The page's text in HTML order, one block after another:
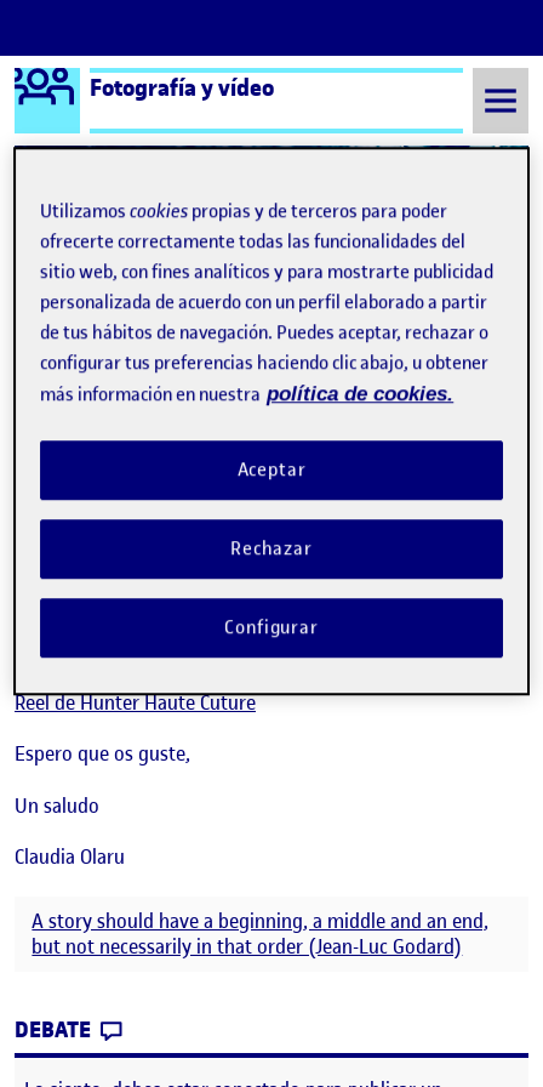
Saltar al contenido
Logo Ágora
Fotografía y vídeo
Semestre 20152 - Aula 1 Práctica Final – Hunter Haute Cuture
Navegación de entradas
Anterior : Practica Final SHOPUOC Siguiente
Publicado porPráctica Final – Hunter Haute
Publicado por
Claudia Olaru Lupu
Buenos días,
Comparto por aquí el link de mi página de Instagram,
Perfil de Instagram de Hunter Haute Cuture
También el enlace de acceso al Reel
Reel de Hunter Haute Cuture
Espero que os guste,
Un saludo
Claudia Olaru
A story should have a beginning, a middle and an end,
but not necessarily in that order (Jean-Luc Godard)
DEBATE
Utilizamoscookies propias y de terceros para poder
ofrecerte correctamente todas las funcionalidades del
sitio web, con fines analíticos y para mostrarte publicidad
personalizada de acuerdo con un perfil elaborado a partir
de tus hábitos de navegación. Puedes aceptar, rechazar o
configurar tus preferencias haciendo clic abajo, u obtener
más información en nuestra política de cookies.
Rechazar
Aceptar
Configurar